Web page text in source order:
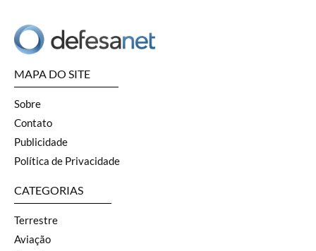
MAPA DO SITE
Sobre
Contato
Publicidade
Política de Privacidade
CATEGORIAS
Terrestre
Aviação